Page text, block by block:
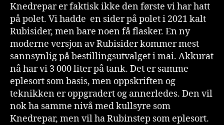
Knedrepar er faktisk ikke den første vi har hatt
på polet. Vi hadde en sider på polet i 2021 kalt
Rubisider, men bare noen få flasker. En ny
moderne versjon av Rubisider kommer mest
sannsynlig på bestillingsutvalget i mai. Akkurat
nå har vi 3 000 liter på tank. Det er samme
eplesort som basis, men oppskriften og
teknikken er oppgradert og annerledes. Den vil
nok ha samme nivå med kullsyre som
Knedrepar, men vil ha Rubinstep som eplesort.